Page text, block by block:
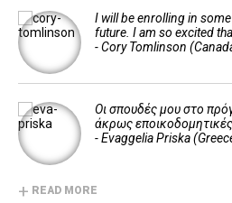
I will be enrolling in
future. I am so excited
- Cory Tomlinson
Οι σπουδές μου στο
άκρως εποικοδομητικές.
- Evaggelia Priska
+ READ MORE